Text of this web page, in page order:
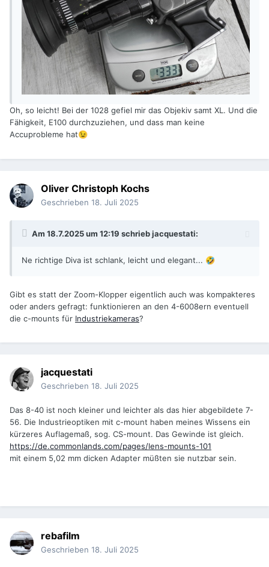
Oh, so leicht! Bei der 1028 gefiel mir das Objekiv samt XL. Und die
Fähigkeit, E100 durchzuziehen, und dass man keine
Accuprobleme hat😉
Oliver Christoph Kochs
Geschrieben 18. Juli 2025
Am 18.7.2025 um 12:19 schriebjacquestati:
Ne richtige Diva ist schlank, leicht und elegant... 🤣
Gibt es statt der Zoom-Klopper eigentlich auch was kompakteres
oder anders gefragt: funktionieren an den 4-6008ern eventuell
die c-mounts für Industriekameras?
jacquestati
Geschrieben 18. Juli 2025
Das 8-40 ist noch kleiner und leichter als das hier abgebildete 7-
56. Die Industrieoptiken mit c-mount haben meines Wissens ein
kürzeres Auflagemaß, sog. CS-mount. Das Gewinde ist gleich.
https://de.commonlands.com/pages/lens-mounts-101
mit einem 5,02 mm dicken Adapter müßten sie nutzbar sein.
rebafilm
Geschrieben 18. Juli 2025